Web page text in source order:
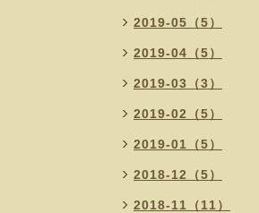
2019-05（5）
2019-04（5）
2019-03（3）
2019-02（5）
2019-01（5）
2018-12（5）
2018-11（11）